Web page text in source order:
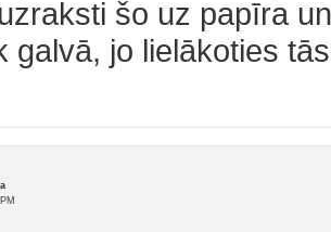
šo uz papīra
galvā, jo lielākoties